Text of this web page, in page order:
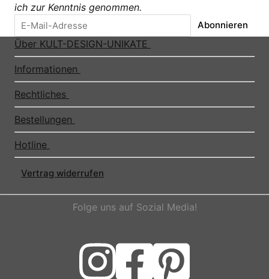
ich zur Kenntnis genommen.
Abonnieren
Über KULT-DESIGN-UNIKATE
Informationen
Rechtliches
Bestellungen
Hotline
Vertrag widerrufen
Folge uns auf Sozial Media!